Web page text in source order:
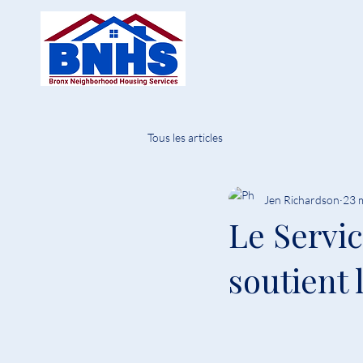
Tous les articles
Le
soutient
Jen Richardson 23